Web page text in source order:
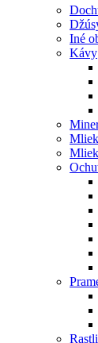
Iné
Kávy